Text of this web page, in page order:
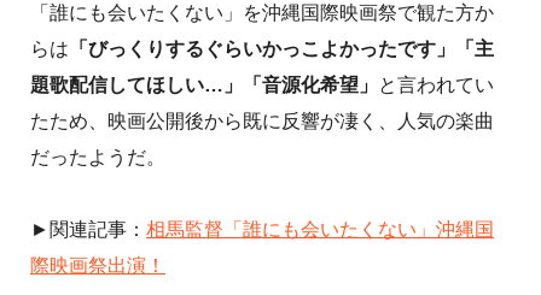
「誰にも会いたくない」を沖縄国際映画祭で観た方か
らは 「びっくりするぐらいかっこよかったです」「主
題歌配信してほしい…」「音源化希望」 と言われてい
たため、映画公開後から既に反響が凄く、人気の楽曲
だったようだ。
►関連記事： 相馬監督「誰にも会いたくない」沖縄国
際映画祭出演！